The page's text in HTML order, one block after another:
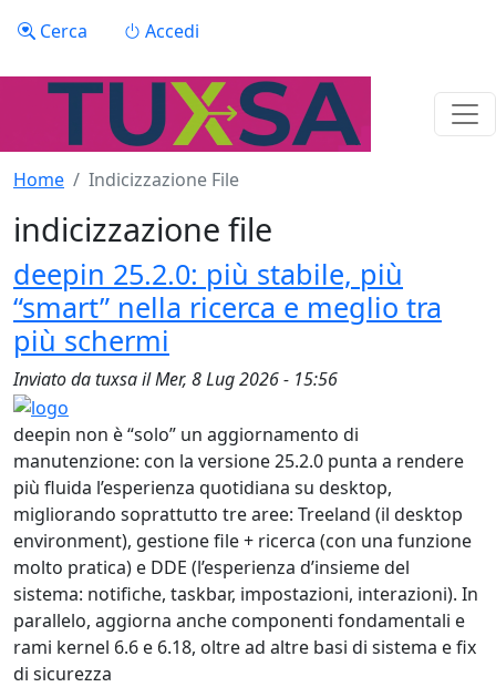
Menu profilo utente
Cerca Accedi
Home Indicizzazione File
indicizzazione file
deepin 25.2.0: più stabile, più
“smart” nella ricerca e meglio tra
più schermi
Inviato datuxsailMer, 8 Lug 2026 - 15:56
deepin non è “solo” un aggiornamento di
manutenzione: con la versione 25.2.0 punta a rendere
più fluida l’esperienza quotidiana su desktop,
migliorando soprattutto tre aree: Treeland (il desktop
environment), gestione file + ricerca (con una funzione
molto pratica) e DDE (l’esperienza d’insieme del
sistema: notifiche, taskbar, impostazioni, interazioni). In
parallelo, aggiorna anche componenti fondamentali e
rami kernel 6.6 e 6.18, oltre ad altre basi di sistema e fix
di sicurezza